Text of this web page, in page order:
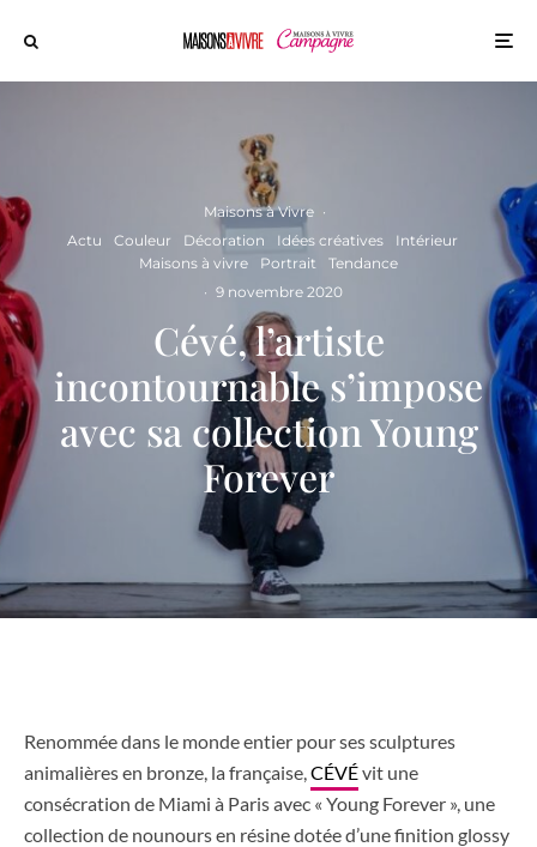
Maisons à Vivre ·
Actu
Couleur Décoration Idées créatives
Intérieur
Maisons à vivre
Portrait
Tendance
· 9 novembre 2020
Cévé, l’artiste
incontournable s’impose
avec sa collection Young
Forever
Renommée dans le monde entier pour ses sculptures
animalières en bronze, la française, CÉVÉvit une
consécration de Miami à Paris avec « Young Forever », une
collection de nounours en résine dotée d’une finition glossy